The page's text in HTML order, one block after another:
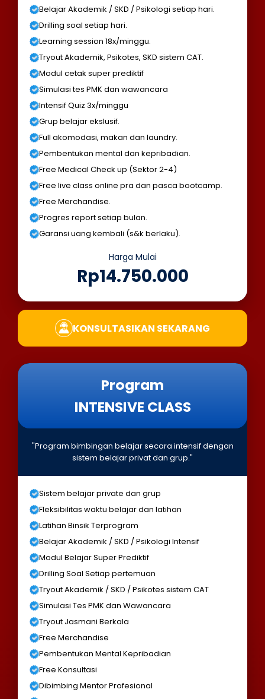
Belajar Akademik / SKD / Psikologi setiap hari.
Drilling soal setiap hari.
Learning session 18x/minggu.
Tryout Akademik, Psikotes, SKD sistem CAT.
Modul cetak super prediktif
Simulasi tes PMK dan wawancara
Intensif Quiz 3x/minggu
Grup belajar ekslusif.
Full akomodasi, makan dan laundry.
Pembentukan mental dan kepribadian.
Free Medical Check up (Sektor 2-4)
Free live class online pra dan pasca bootcamp.
Free Merchandise.
Progres report setiap bulan.
Garansi uang kembali (s&k berlaku).
Harga Mulai
Rp14.750.000
KONSULTASIKAN SEKARANG
Program
INTENSIVE CLASS
"Program bimbingan belajar secara intensif dengan
sistem belajar privat dan grup."
Sistem belajar private dan grup
Fleksibilitas waktu belajar dan latihan
Latihan Binsik Terprogram
Belajar Akademik / SKD / Psikologi Intensif
Modul Belajar Super Prediktif
Drilling Soal Setiap pertemuan
Tryout Akademik / SKD / Psikotes sistem CAT
Simulasi Tes PMK dan Wawancara
Tryout Jasmani Berkala
Free Merchandise
Pembentukan Mental Kepribadian
Free Konsultasi
Dibimbing Mentor Profesional